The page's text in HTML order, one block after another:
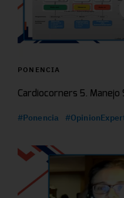
PONENCIA
Cardiocorners 5. Manejo
#Ponencia